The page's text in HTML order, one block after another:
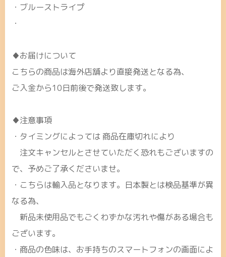
・ブルーストライプ
・
♦お届けについて
こちらの商品は海外店舗より直接発送となる為、
ご入金から10日前後で発送致します。
♦注意事項
・タイミングによっては 商品在庫切れにより
注文キャンセルとさせていただく恐れもございますの
で、予めご了承くださいませ。
・こちらは輸入品となります。日本製とは検品基準が異
なる為、
新品未使用品でもごくわずかな汚れや傷がある場合も
ございます。
・商品の色味は、お手持ちのスマートフォンの画面によ